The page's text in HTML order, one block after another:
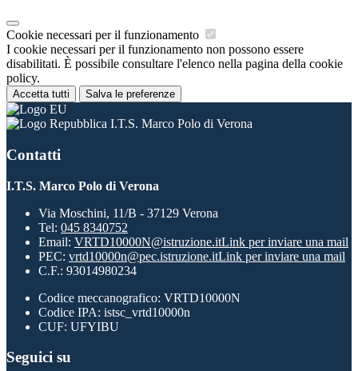
Cookie necessari per il funzionamento
I cookie necessari per il funzionamento non possono essere
disabilitati. È possibile consultare l'elenco nella pagina della cookie
policy.
Accetta tutti Salva le preferenze
I.T.S. Marco Polo di Verona
Contatti
I.T.S. Marco Polo di Verona
Via Moschini, 11/B - 37129 Verona
Tel: 045 8340752
Email: VRTD10000N@istruzione.itLink per inviare una mail
PEC: vrtd10000n@pec.istruzione.itLink per inviare una mail
C.F.: 93014980234
Codice meccanografico: VRTD10000N
Codice IPA: istsc_vrtd10000n
CUF: UFYIBU
Seguici su